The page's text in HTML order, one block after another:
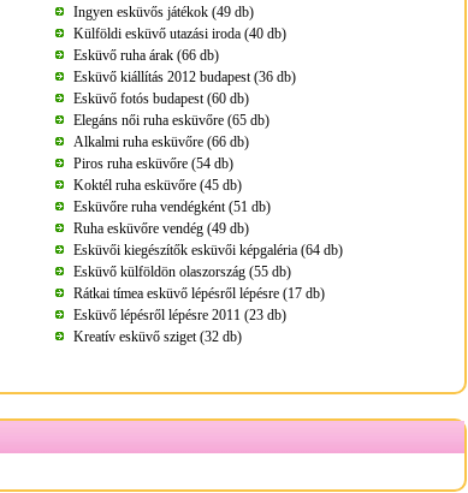
Ingyen esküvős játékok (49 db)
Külföldi esküvő utazási iroda (40 db)
Esküvő ruha árak (66 db)
Esküvő kiállítás 2012 budapest (36 db)
Esküvő fotós budapest (60 db)
Elegáns női ruha esküvőre (65 db)
Alkalmi ruha esküvőre (66 db)
Piros ruha esküvőre (54 db)
Koktél ruha esküvőre (45 db)
Esküvőre ruha vendégként (51 db)
Ruha esküvőre vendég (49 db)
Esküvői kiegészítők esküvői képgaléria (64 db)
Esküvő külföldön olaszország (55 db)
Rátkai tímea esküvő lépésről lépésre (17 db)
Esküvő lépésről lépésre 2011 (23 db)
Kreatív esküvő sziget (32 db)